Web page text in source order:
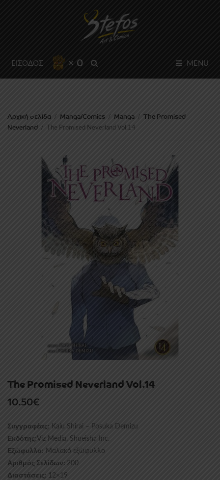
ΕΙΣΟΔΟΣ × 0 MENU
Αρχική σελίδα / Manga/Comics / Manga / The Promised
Neverland / The Promised Neverland Vol.14
The Promised Neverland Vol.14
10.50€
Συγγραφέας: Kaiu Shirai – Posuka Demizu
Εκδότης:Viz Media, Shueisha Inc.
Εξώφυλλο: Μαλακό εξώφυλλο
Αριθμός Σελίδων: 200
Διαστάσεις: 12×19